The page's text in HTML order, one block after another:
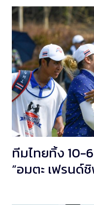
ทีมไทยทิ้ง 10-
“อมตะ เฟรนด์